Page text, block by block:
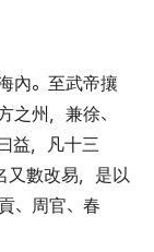
內。 至武帝攘
之州 ， 兼徐、
益，
凡十三
又數改易， 是以
、 周官、 春